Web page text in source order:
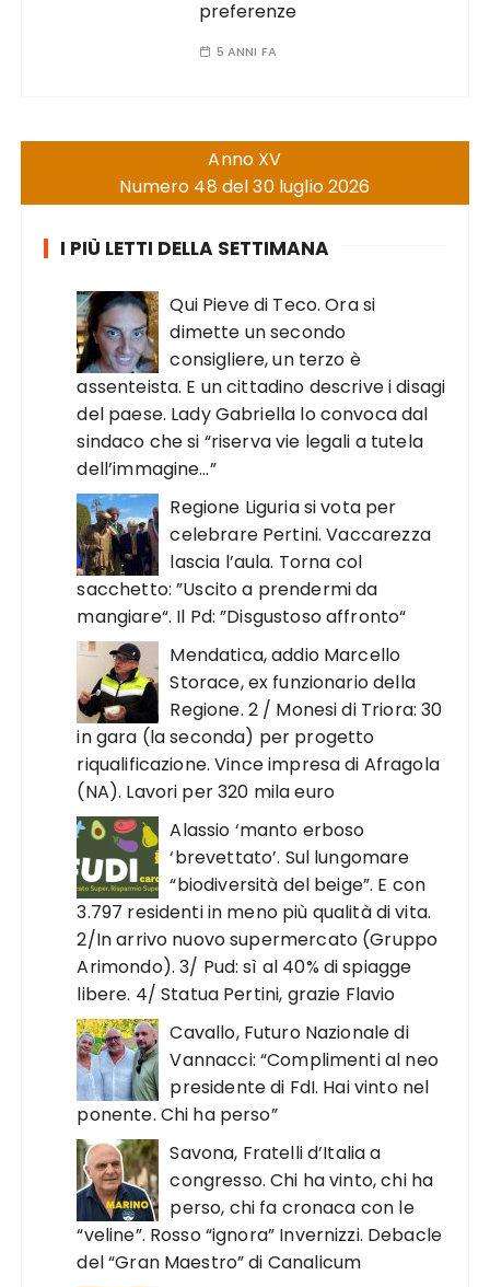
preferenze
5 ANNI FA
Anno XV
Numero 48 del 30 luglio 2026
I PIÙ LETTI DELLA SETTIMANA
Qui Pieve di Teco. Ora si
dimette un secondo
consigliere, un terzo è
assenteista. E un cittadino descrive i disagi
del paese. Lady Gabriella lo convoca dal
sindaco che si “riserva vie legali a tutela
dell’immagine…”
Regione Liguria si vota per
celebrare Pertini. Vaccarezza
lascia l’aula. Torna col
sacchetto: ”Uscito a prendermi da
mangiare“. Il Pd: ”Disgustoso affronto“
Mendatica, addio Marcello
Storace, ex funzionario della
Regione. 2 / Monesi di Triora: 30
in gara (la seconda) per progetto
riqualificazione. Vince impresa di Afragola
(NA). Lavori per 320 mila euro
Alassio ‘manto erboso
‘brevettato’. Sul lungomare
“biodiversità del beige”. E con
3.797 residenti in meno più qualità di vita.
2/In arrivo nuovo supermercato (Gruppo
Arimondo). 3/ Pud: sì al 40% di spiagge
libere. 4/ Statua Pertini, grazie Flavio
Cavallo, Futuro Nazionale di
Vannacci: “Complimenti al neo
presidente di FdI. Hai vinto nel
ponente. Chi ha perso”
Savona, Fratelli d’Italia a
congresso. Chi ha vinto, chi ha
perso, chi fa cronaca con le
“veline”. Rosso “ignora” Invernizzi. Debacle
del “Gran Maestro” di Canalicum